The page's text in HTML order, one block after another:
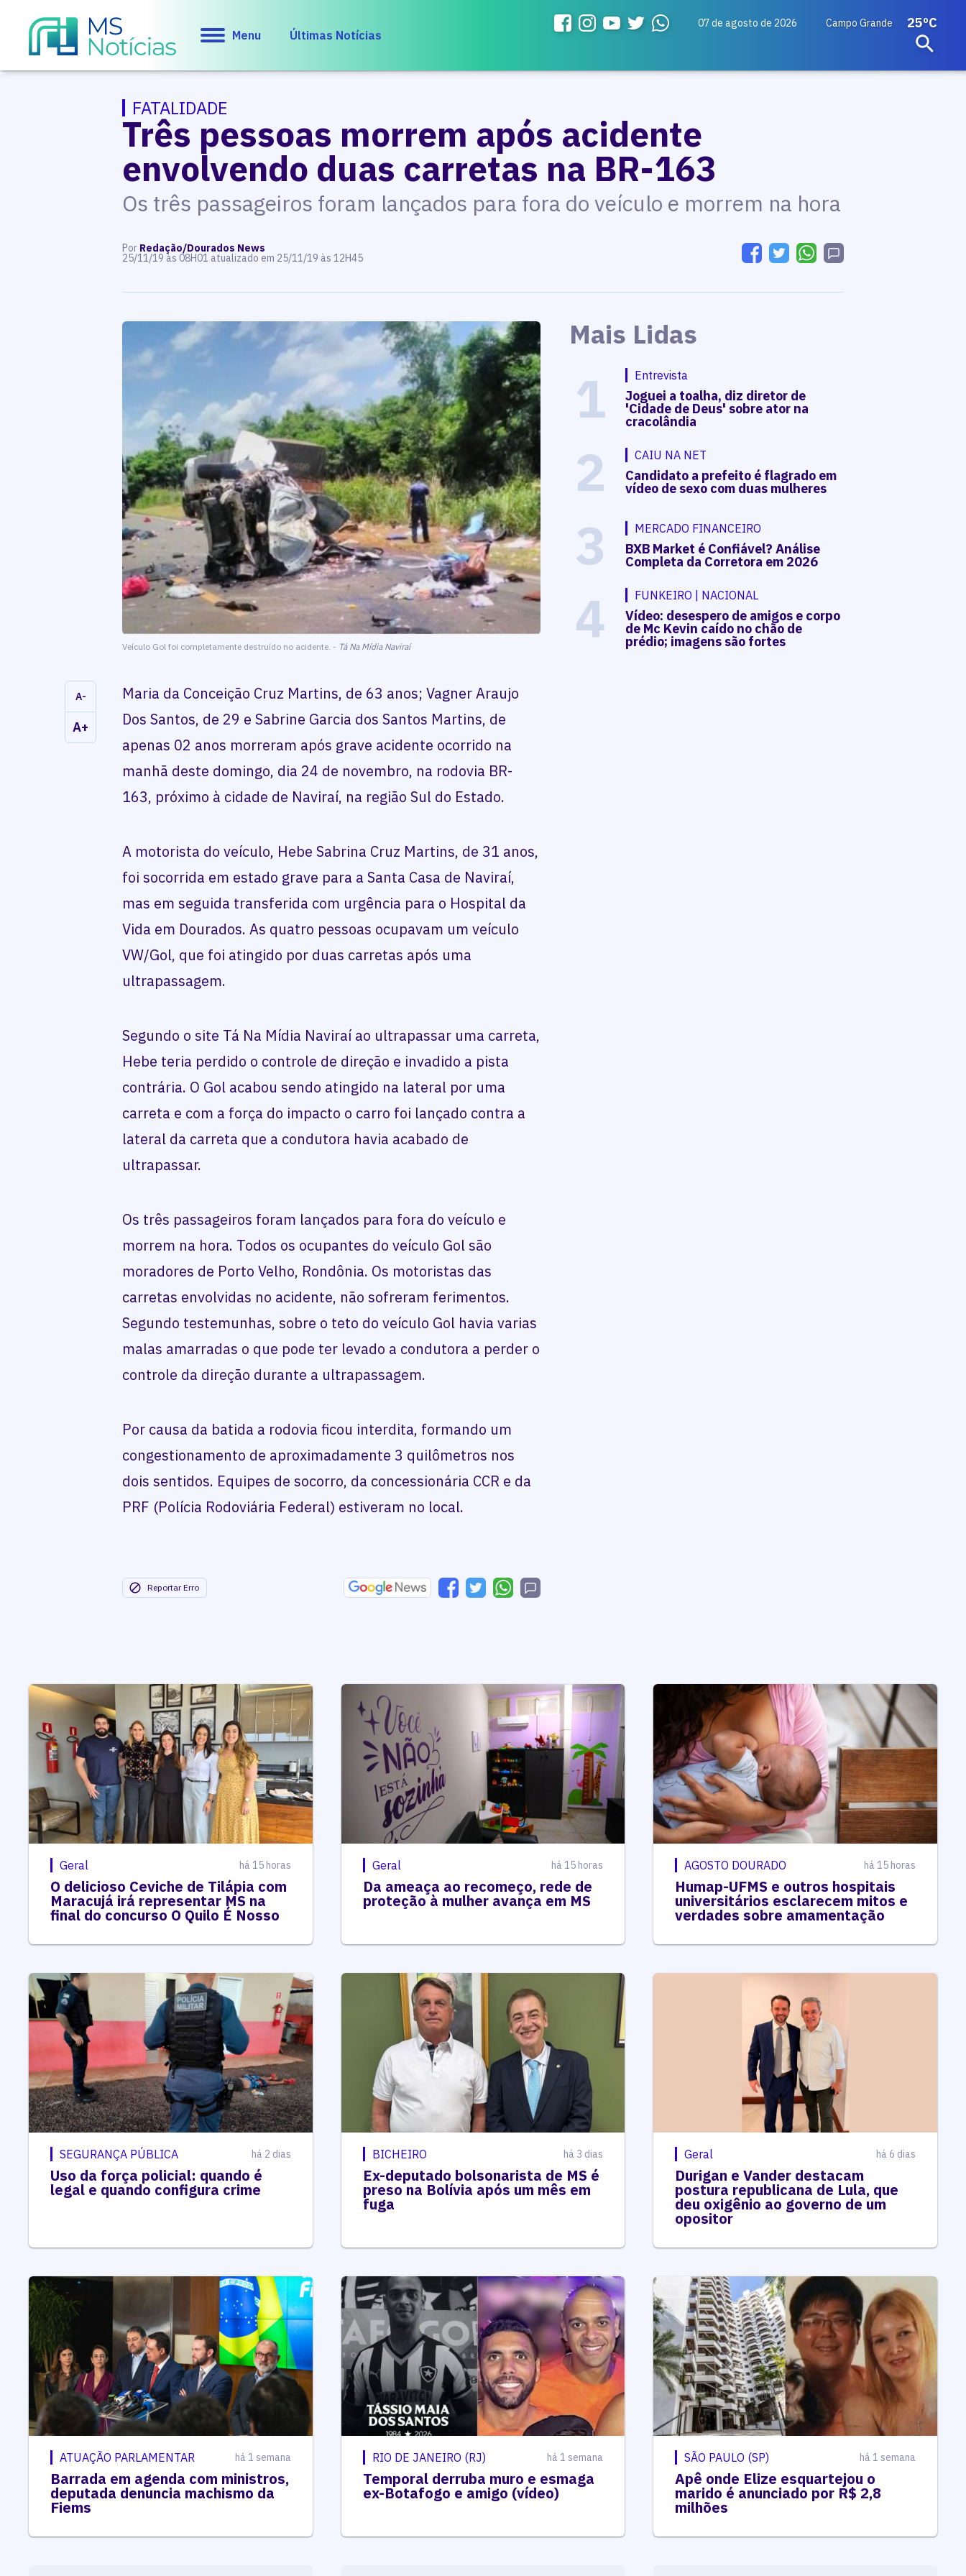
Menu Últimas Notícias
07 de agosto de 2026 Campo Grande 25ºC
FATALIDADE
Três pessoas morrem após acidente
envolvendo duas carretas na BR-163
Os três passageiros foram lançados para fora do veículo e morrem na hora
Por Redação/Dourados News
25/11/19 às 08H01 atualizado em 25/11/19 às 12H45
Veículo Gol foi completamente destruído no acidente. - Tá Na Mídia Naviraí
A-
A+
Maria da Conceição Cruz Martins, de 63 anos; Vagner Araujo
Dos Santos, de 29 e Sabrine Garcia dos Santos Martins, de
apenas 02 anos morreram após grave acidente ocorrido na
manhã deste domingo, dia 24 de novembro, na rodovia BR-
163, próximo à cidade de Naviraí, na região Sul do Estado.
A motorista do veículo, Hebe Sabrina Cruz Martins, de 31 anos,
foi socorrida em estado grave para a Santa Casa de Naviraí,
mas em seguida transferida com urgência para o Hospital da
Vida em Dourados. As quatro pessoas ocupavam um veículo
VW/Gol, que foi atingido por duas carretas após uma
ultrapassagem.
Segundo o site Tá Na Mídia Naviraí ao ultrapassar uma carreta,
Hebe teria perdido o controle de direção e invadido a pista
contrária. O Gol acabou sendo atingido na lateral por uma
carreta e com a força do impacto o carro foi lançado contra a
lateral da carreta que a condutora havia acabado de
ultrapassar.
Os três passageiros foram lançados para fora do veículo e
morrem na hora. Todos os ocupantes do veículo Gol são
moradores de Porto Velho, Rondônia. Os motoristas das
carretas envolvidas no acidente, não sofreram ferimentos.
Segundo testemunhas, sobre o teto do veículo Gol havia varias
malas amarradas o que pode ter levado a condutora a perder o
controle da direção durante a ultrapassagem.
Por causa da batida a rodovia ficou interdita, formando um
congestionamento de aproximadamente 3 quilômetros nos
dois sentidos. Equipes de socorro, da concessionária CCR e da
PRF (Polícia Rodoviária Federal) estiveram no local.
Reportar Erro
Mais Lidas
1 Entrevista
Joguei a toalha, diz diretor de
'Cidade de Deus' sobre ator na
cracolândia
2 CAIU NA NET
Candidato a prefeito é flagrado em
vídeo de sexo com duas mulheres
3 MERCADO FINANCEIRO
BXB Market é Confiável? Análise
Completa da Corretora em 2026
4 FUNKEIRO | NACIONAL
Vídeo: desespero de amigos e corpo
de Mc Kevin caído no chão de
prédio; imagens são fortes
Geral há 15 horas
O delicioso Ceviche de Tilápia com
Maracujá irá representar MS na
final do concurso O Quilo É Nosso
Geral há 15 horas
Da ameaça ao recomeço, rede de
proteção à mulher avança em MS
AGOSTO DOURADO há 15 horas
Humap-UFMS e outros hospitais
universitários esclarecem mitos e
verdades sobre amamentação
SEGURANÇA PÚBLICA há 2 dias
Uso da força policial: quando é
legal e quando configura crime
BICHEIRO há 3 dias
Ex-deputado bolsonarista de MS é
preso na Bolívia após um mês em
fuga
Geral há 6 dias
Durigan e Vander destacam
postura republicana de Lula, que
deu oxigênio ao governo de um
opositor
ATUAÇÃO PARLAMENTAR há 1 semana
Barrada em agenda com ministros,
deputada denuncia machismo da
Fiems
RIO DE JANEIRO (RJ) há 1 semana
Temporal derruba muro e esmaga
ex-Botafogo e amigo (vídeo)
SÃO PAULO (SP) há 1 semana
Apê onde Elize esquartejou o
marido é anunciado por R$ 2,8
milhões